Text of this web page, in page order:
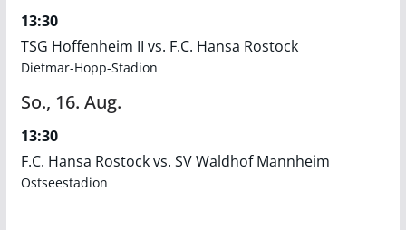
13:30
TSG Hoffenheim II vs. F.C. Hansa Rostock
Dietmar-Hopp-Stadion
So., 16. Aug.
13:30
F.C. Hansa Rostock vs. SV Waldhof Mannheim
Ostseestadion